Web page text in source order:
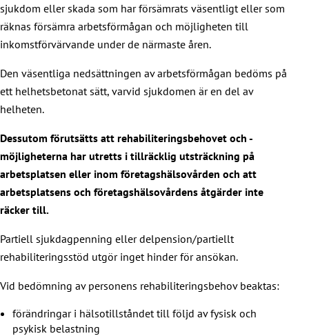
sjukdom eller skada som har försämrats väsentligt eller som
räknas försämra arbetsförmågan och möjligheten till
inkomstförvärvande under de närmaste åren.
Den väsentliga nedsättningen av arbetsförmågan bedöms på
ett helhetsbetonat sätt, varvid sjukdomen är en del av
helheten.
Dessutom förutsätts att rehabiliteringsbehovet och -
möjligheterna har utretts i tillräcklig utsträckning på
arbetsplatsen eller inom företagshälsovården och att
arbetsplatsens och företagshälsovårdens åtgärder inte
räcker till.
Partiell sjukdagpenning eller delpension/partiellt
rehabiliteringsstöd utgör inget hinder för ansökan.
Vid bedömning av personens rehabiliteringsbehov beaktas:
förändringar i hälsotillståndet till följd av fysisk och
psykisk belastning